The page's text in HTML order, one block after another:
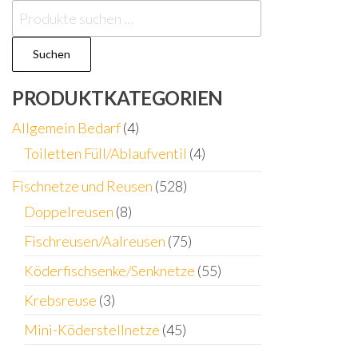
Suchen
nach:
Suchen
PRODUKTKATEGORIEN
Allgemein Bedarf(4)
Toiletten Füll/Ablaufventil (4)
Fischnetze und Reusen (528)
Doppelreusen (8)
Fischreusen/Aalreusen (75)
Köderfischsenke/Senknetze (55)
Krebsreuse (3)
Mini-Köderstellnetze (45)